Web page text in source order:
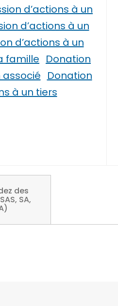
d’actions à un
d’actions à un
d’actions à un
famille Donation
associé Donation
à un tiers
des
SA,